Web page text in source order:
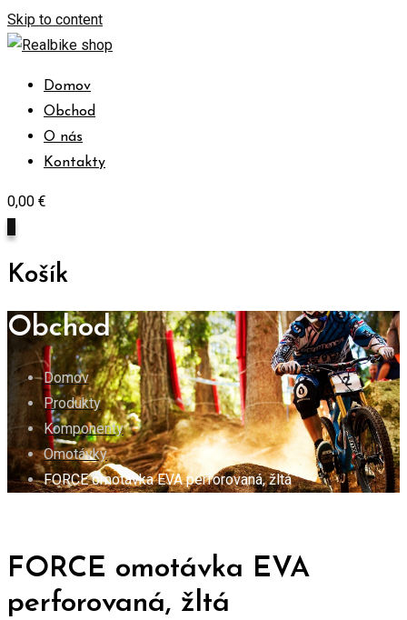
Skip to content
Domov
Obchod
O nás
Kontakty
0,00 €
Košík
Obchod
Domov
Produkty
Komponenty
Omotávky
FORCE omotávka EVA perforovaná, žltá
FORCE omotávka EVA
perforovaná, žltá